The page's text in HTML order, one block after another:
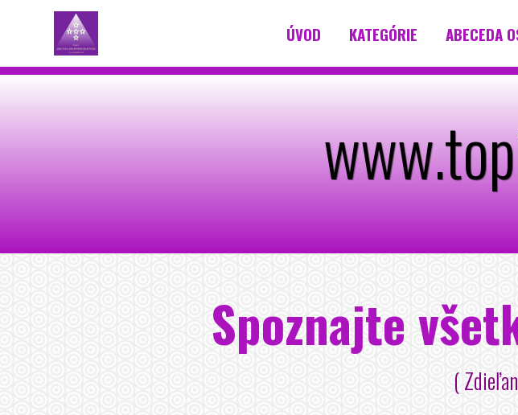
ÚVOD KATEGÓRIE ABECEDA
Spoznajte
(